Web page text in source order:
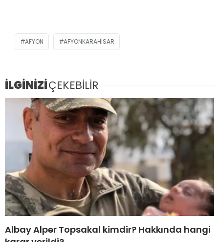
AFYON AFYONKARAHISAR
İLGİNİZİÇEKEBİLİR
Albay Alper Topsakal kimdir? Hakkında hangi